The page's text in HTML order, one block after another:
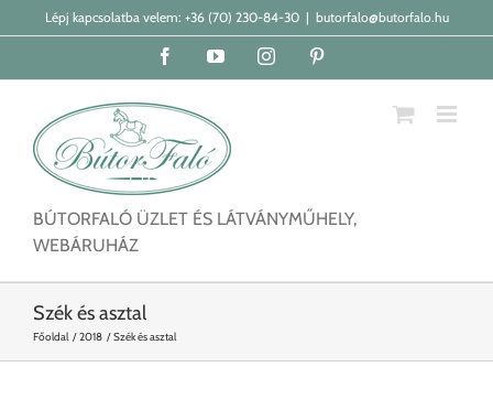
KihagyásLépj kapcsolatba velem: +36 (70) 230-84-30 | butorfalo@butorfalo.hu
FacebookYouTubeInstagram
BÚTORFALÓ ÜZLET ÉS LÁTVÁNYMŰHELY,
WEBÁRUHÁZ
Szék és asztal
Főoldal 2018 Szék és asztal